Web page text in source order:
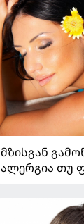
მზისგან
ალერგია თუ